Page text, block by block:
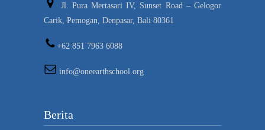
Jl. Pura Mertasari IV, Sunset Road – Gelogor
Carik, Pemogan, Denpasar, Bali 80361
+62 851 7963 6088
info@oneearthschool.org
Berita